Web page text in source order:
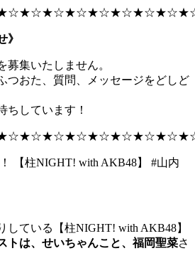
》
募集いたしません。
つおた、質問、メッセージをどしど
ちしています！
【柱NIGHT! with AKB48】 #山内
している【柱NIGHT! with AKB48】
トは、せいちゃんこと、福岡聖菜さ